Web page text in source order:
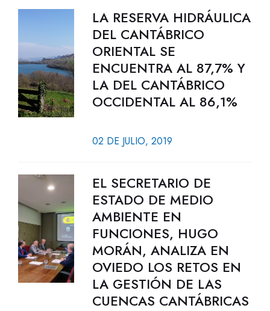
LA RESERVA HIDRÁULICA
DEL CANTÁBRICO
ORIENTAL SE
ENCUENTRA AL 87,7% Y
LA DEL CANTÁBRICO
OCCIDENTAL AL 86,1%
02 DE JULIO, 2019
EL SECRETARIO DE
ESTADO DE MEDIO
AMBIENTE EN
FUNCIONES, HUGO
MORÁN, ANALIZA EN
OVIEDO LOS RETOS EN
LA GESTIÓN DE LAS
CUENCAS CANTÁBRICAS